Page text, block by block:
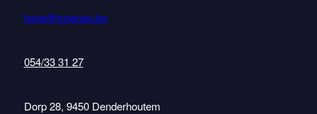
hans@coignau.be
054/33 31 27
Dorp 28, 9450 Denderhoutem